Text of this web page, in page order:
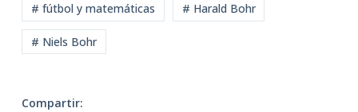
# fútbol y matemáticas # Harald Bohr
# Niels Bohr
Compartir: